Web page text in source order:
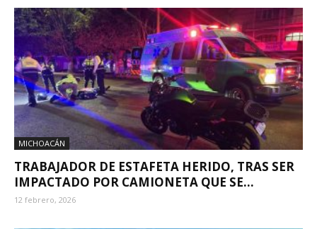
MICHOACÁN
TRABAJADOR DE ESTAFETA HERIDO, TRAS SER
IMPACTADO POR CAMIONETA QUE SE...
12 febrero, 2026